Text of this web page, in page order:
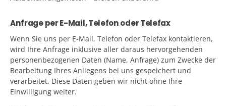
Anfrage per E-Mail, Telefon oder Telefax
Wenn Sie uns per E-Mail, Telefon oder Telefax kontaktieren,
wird Ihre Anfrage inklusive aller daraus hervorgehenden
personenbezogenen Daten (Name, Anfrage) zum Zwecke der
Bearbeitung Ihres Anliegens bei uns gespeichert und
verarbeitet. Diese Daten geben wir nicht ohne Ihre
Einwilligung weiter.